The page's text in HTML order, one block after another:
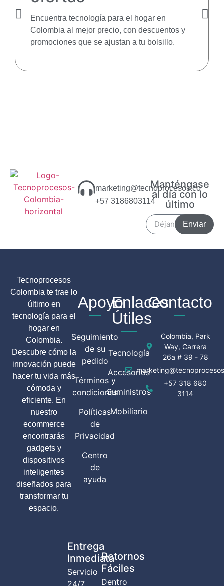
Encuentra tecnología para el hogar en
Colombia al mejor precio, con descuentos y
promociones que se ajustan a tu bolsillo.
marketing@tecnoprocesos.co
+57 3186803114
Manténgase
al día con lo
último
Enviar
Tecnoprocesos
Colombia te trae lo
último en
tecnología para el
hogar en
Colombia.
Descubre cómo la
innovación puede
hacer tu vida más
cómoda y
eficiente. En
nuestro
ecommerce
encontrarás
gadgets y
dispositivos
inteligentes
diseñados para
transformar tu
espacio.
Entrega
Inmediata
Servicio
Retornos
Fáciles
Dentro
Apoyo
Seguimiento
de su
pedido
Términos y
condiciones
Políticas
de
Privacidad
Centro
de
ayuda
Enlaces
Útiles
Tecnología
Accesorios
Suministros
Mobiliario
Contacto
Colombia, Park
Way, Carrera
26a # 39 - 78
+57 318 680
3114